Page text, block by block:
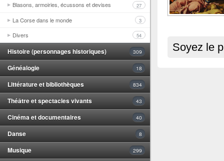
Blasons, armoiries, écussons et devises 27
La Corse dans le monde 3
Divers 54
Histoire (personnages historiques) 309
Généalogie 18
Littérature et bibliothèques 834
Théâtre et spectacles vivants 43
Cinéma et documentaires 40
Danse 8
Musique 299
Soyez le